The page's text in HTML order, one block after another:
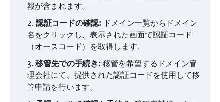
報が含まれます。
認証コードの確認: ドメイン一覧からドメイン
名をクリックし、表示された画面で認証コード
（オースコード）を取得します。
移管先での手続き: 移管を希望するドメイン管
理会社にて、提供された認証コードを使用して移
管申請を行います。